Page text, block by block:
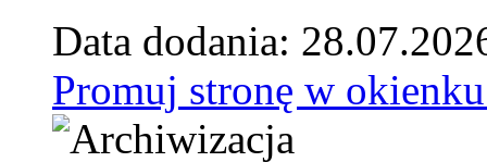
Data dodania:
Promuj stronę w